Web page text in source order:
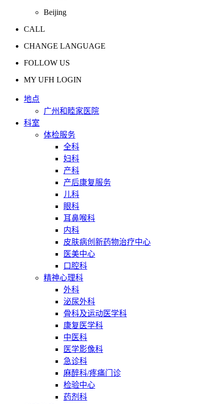
Beijing
CALL
CHANGE LANGUAGE
FOLLOW US
MY UFH LOGIN
地点
广州和睦家医院
科室
体检服务
全科
妇科
产科
产后康复服务
儿科
眼科
耳鼻喉科
内科
皮肤病创新药物治疗中心
医美中心
口腔科
精神心理科
外科
泌尿外科
骨科及运动医学科
康复医学科
中医科
医学影像科
急诊科
麻醉科/疼痛门诊
检验中心
药剂科